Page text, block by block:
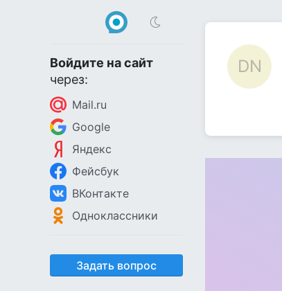
Войдите на сайт
через:
Mail.ru
Google
Яндекс
Фейсбук
ВКонтакте
Одноклассники
Задать вопрос
DN